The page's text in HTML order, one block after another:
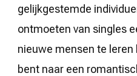
gelijkgestemde
ontmoeten van singles
nieuwe mensen te leren
bent naar een